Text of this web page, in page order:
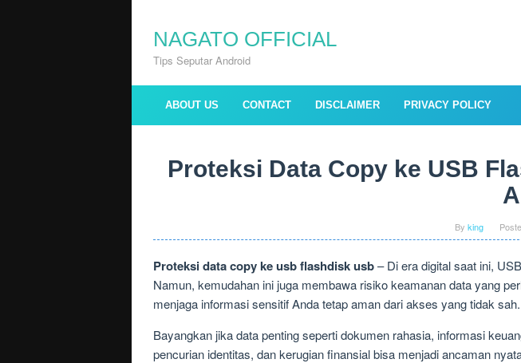
contentNAGATO OFFICIAL
Tips Seputar Android
ABOUT US CONTACT DISCLAIMER PRIVACY POLICY
Proteksi Data Copy ke USB
By king
Proteksi data copy ke usb flashdisk usb– Di era digital saat ini,
Namun, kemudahan ini juga membawa risiko keamanan data yang
menjaga informasi sensitif Anda tetap aman dari akses yang tidak sah.
Bayangkan jika data penting seperti dokumen rahasia, informasi
pencurian identitas, dan kerugian finansial bisa menjadi ancaman